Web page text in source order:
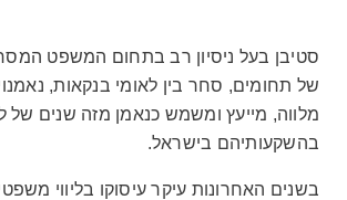
גרי
סטיבן בעל ניסיון רב בתחום המשפט
של תחומים, סחר בין לאומי בנקאות,
מלווה, מייעץ ומשמש כנאמן מזה שנים של
בהשקעותיהם בישראל.
בשנים האחרונות עיקר עיסוקו בליווי משפטי